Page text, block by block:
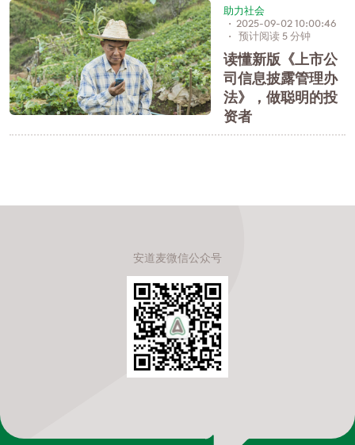
助力社会
2025-09-02 10:00:46
预计阅读 5 分钟
读懂新版《上市公
司信息披露管理办
法》，做聪明的投
资者
安道麦微信公众号